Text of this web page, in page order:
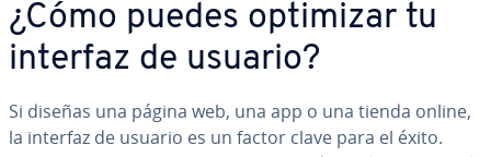
¿Cómo puedes optimizar tu
interfaz de usuario?
Si diseñas una página web, una app o una tienda online,
la interfaz de usuario es un factor clave para el éxito.